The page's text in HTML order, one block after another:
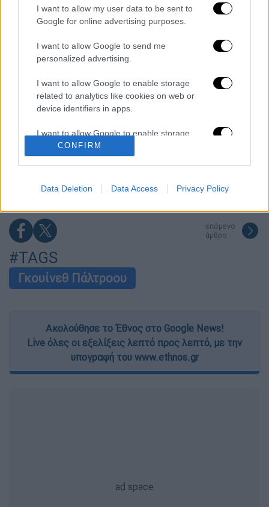
I want to allow my user data to be sent to
Google for online advertising purposes.
I want to allow Google to send me
personalized advertising.
I want to allow Google to enable storage
related to analytics like cookies on web or
device identifiers in apps.
I want to allow Google to enable storage
related to functionality of the website or app.
related to personalization.
related to security, including authentication
functionality and fraud prevention, and other
user protection.
CONFIRM
Data Deletion Data Access Privacy Policy
Kadebostany στο ethnos.gr: «Κάποτε
πίστευα ότι το να είσαι outsider ήταν
αδυναμία, τώρα το βλέπω ως δύναμη»
«Χωρίς σκηνές και κουβέρτες σε ακραίες
θερμοκρασίες»: Σε δραματικές συνθήκες
Η ΕΛΑΣ διαψεύδει το περιστατικό με
τουρίστα στην Κρήτη: Σε ενήλικη η
Συναγερμός στον Λυκαβηττό: Σορός σε
προχωρημένη σήψη εντοπίστηκε κοντά
επόμενο
άρθρο
#TAGS
Γκουίνεθ Πάλτροου
Ακολούθησε το Έθνος στο Google News!
Live όλες οι εξελίξεις λεπτό προς λεπτό, με την
υπογραφή του www.ethnos.gr